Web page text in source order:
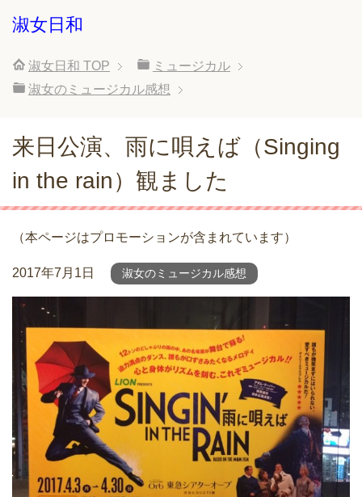
淑女日和
淑女日和 TOP
ミュージカル
淑女のミュージカル感想
来日公演、雨に唄えば（Singing
in the rain）観ました
（本ページはプロモーションが含まれています）
2017年7月1日 淑女のミュージカル感想